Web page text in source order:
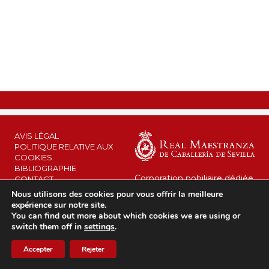
AVIS LÉGAL
POLITIQUE RELATIVE AUX
COOKIES
BIBLIOGRAPHIE
CONTACT
RMCS © 2026
Corporation nobiliaire dédiée
au maintien de son héritage
Depuis 1670 au service de la
Nous utilisons des cookies pour vous offrir la meilleure
expérience sur notre site.
You can find out more about which cookies we are using or
switch them off in settings.
Accepter Rejeter